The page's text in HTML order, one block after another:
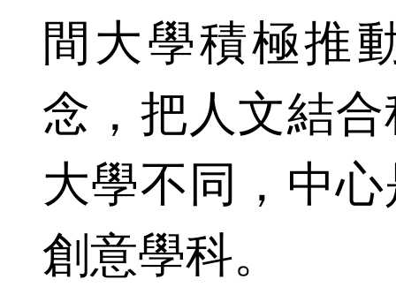
間大學積極推
念，把人文結
大學不同，中
創意學科。